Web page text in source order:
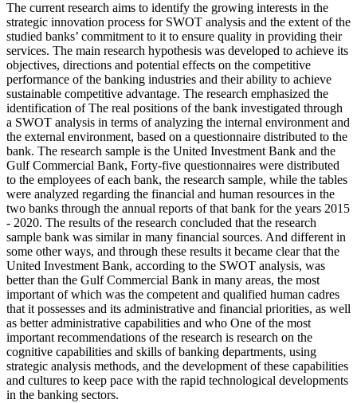
The current research aims to identify the growing interests in the
strategic innovation process for SWOT analysis and the extent of the
studied banks’ commitment to it to ensure quality in providing their
services. The main research hypothesis was developed to achieve its
objectives, directions and potential effects on the competitive
performance of the banking industries and their ability to achieve
sustainable competitive advantage. The research emphasized the
identification of The real positions of the bank investigated through
a SWOT analysis in terms of analyzing the internal environment and
the external environment, based on a questionnaire distributed to the
bank. The research sample is the United Investment Bank and the
Gulf Commercial Bank, Forty-five questionnaires were distributed
to the employees of each bank, the research sample, while the tables
were analyzed regarding the financial and human resources in the
two banks through the annual reports of that bank for the years 2015
- 2020. The results of the research concluded that the research
sample bank was similar in many financial sources. And different in
some other ways, and through these results it became clear that the
United Investment Bank, according to the SWOT analysis, was
better than the Gulf Commercial Bank in many areas, the most
important of which was the competent and qualified human cadres
that it possesses and its administrative and financial priorities, as well
as better administrative capabilities and who One of the most
important recommendations of the research is research on the
cognitive capabilities and skills of banking departments, using
strategic analysis methods, and the development of these capabilities
and cultures to keep pace with the rapid technological developments
in the banking sectors.